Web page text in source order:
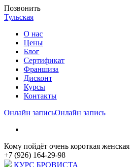
Позвонить
Тульская
О нас
Цены
Блог
Cертификат
Франшиза
Дисконт
Курсы
Контакты
Онлайн записьОнлайн запись
Кому пойдёт очень короткая
+7 (926) 164-29-98
КУРС БРОВИСТА